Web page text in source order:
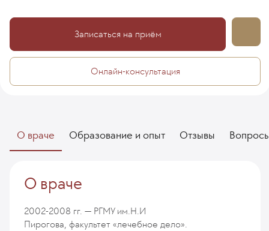
Записаться на приём
Онлайн-консультация
О враче Образование и опыт Отзывы
О враче
2002-2008 гг. — РГМУ им.Н.И
Пирогова, факультет «лечебное дело».